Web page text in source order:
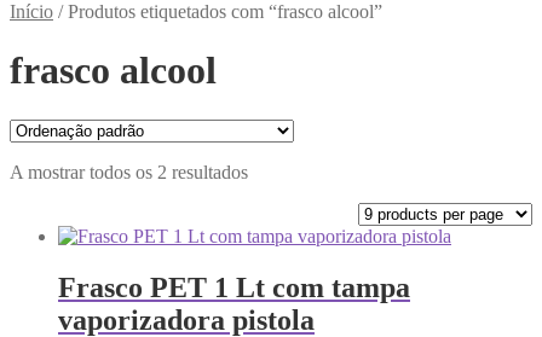
Início /Produtos etiquetados com “frasco alcool”
frasco alcool
A mostrar todos os 2 resultados
Frasco PET 1 Lt com tampa
vaporizadora pistola